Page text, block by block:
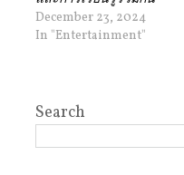
December 23, 2024
In "Entertainment"
Search